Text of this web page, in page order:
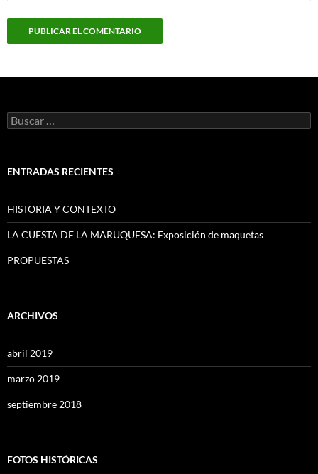
Buscar:
ENTRADAS RECIENTES
HISTORIA Y CONTEXTO
LA CUESTA DE LA MARUQUESA: Exposición de maquetas
PROPUESTAS
ARCHIVOS
abril 2019
marzo 2019
septiembre 2018
FOTOS HISTÓRICAS